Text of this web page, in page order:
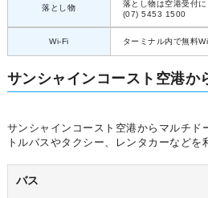
落とし物
落とし物は空港受付
(07) 5453 1500
Wi-Fi ターミナル内で無料
サンシャインコースト空港か
サンシャインコースト空港からマルチド
トルバスやタクシー、レンタカーなどを
バス